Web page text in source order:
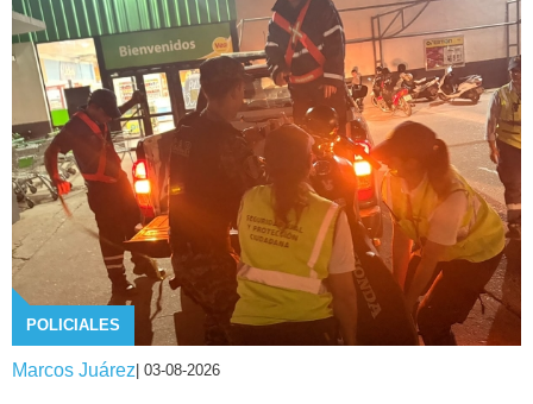
POLICIALES
Marcos Juárez | 03-08-2026